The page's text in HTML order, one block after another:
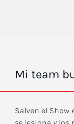
Mi team
Salven el Show